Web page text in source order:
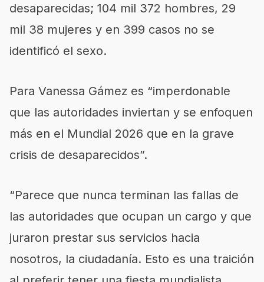
desaparecidas; 104 mil 372 hombres, 29
mil 38 mujeres y en 399 casos no se
identificó el sexo.
Para Vanessa Gámez es “imperdonable
que las autoridades inviertan y se enfoquen
más en el Mundial 2026 que en la grave
crisis de desaparecidos”.
“Parece que nunca terminan las fallas de
las autoridades que ocupan un cargo y que
juraron prestar sus servicios hacia
nosotros, la ciudadanía. Esto es una traición